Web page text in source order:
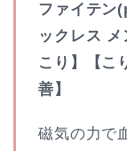
ファイテン
ックレス
こり】【こ
善】
磁気の力で